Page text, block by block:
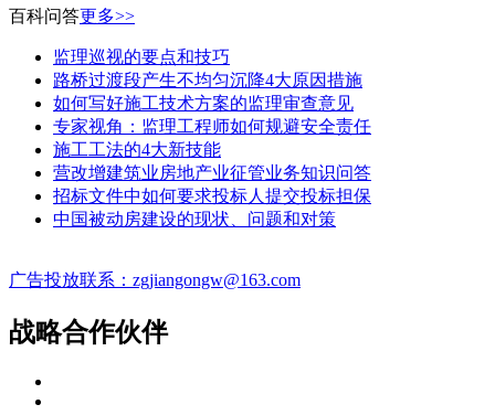
百科问答更多>>
监理巡视的要点和技巧
路桥过渡段产生不均匀沉降4大原因措施
如何写好施工技术方案的监理审查意见
专家视角：监理工程师如何规避安全责任
施工工法的4大新技能
营改增建筑业房地产业征管业务知识问答
招标文件中如何要求投标人提交投标担保
中国被动房建设的现状、问题和对策
广告投放联系：zgjiangongw@163.com
战略合作伙伴